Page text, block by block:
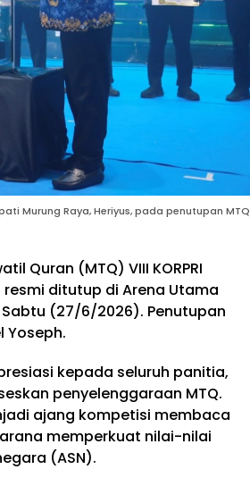
Murung Raya, Heriyus, pada penutupan MTQ
Quran (MTQ) VIII KORPRI
ditutup di Arena Utama
(27/6/2026). Penutupan
Yoseph.
kepada seluruh panitia,
penyelenggaraan MTQ.
ajang kompetisi membaca
memperkuat nilai-nilai
(ASN).